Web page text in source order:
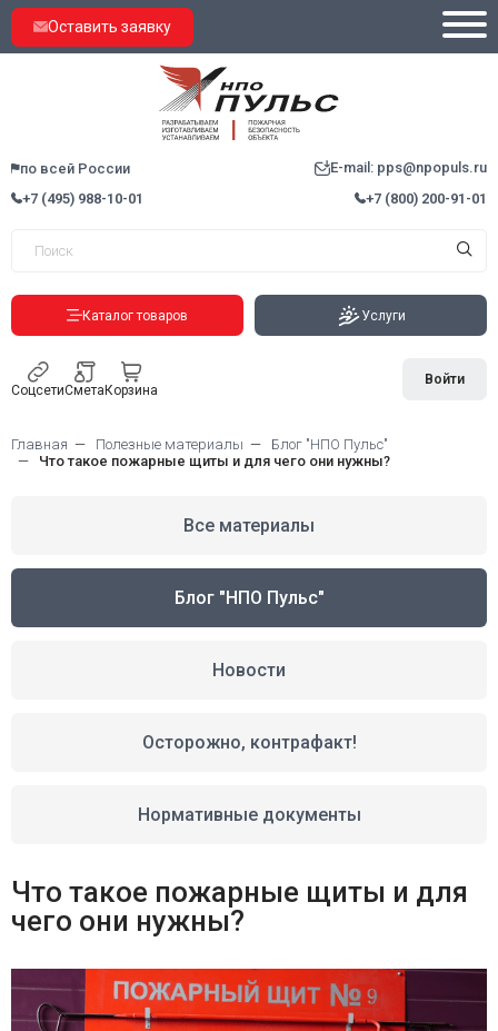
Оставить заявку
по всей России
E-mail: pps@npopuls.ru
+7 (495) 988-10-01
+7 (800) 200-91-01
Каталог товаров Услуги
СоцсетиСметаКорзина
Войти
Главная Полезные материалы
Блог "НПО Пульс"
Что такое пожарные щиты и для чего они нужны?
Все материалы
Блог "НПО Пульс"
Новости
Осторожно, контрафакт!
Нормативные документы
Что такое пожарные щиты и для
чего они нужны?